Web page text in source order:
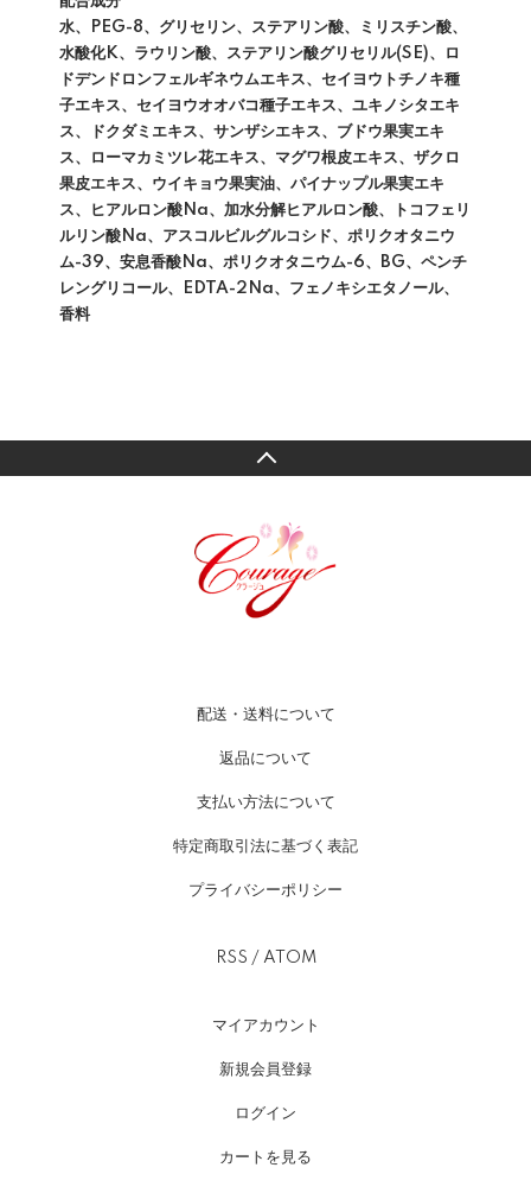
水、PEG-8、グリセリン、ステアリン酸、ミリスチン酸、
水酸化K、ラウリン酸、ステアリン酸グリセリル(SE)、ロ
ドデンドロンフェルギネウムエキス、セイヨウトチノキ種
子エキス、セイヨウオオバコ種子エキス、ユキノシタエキ
ス、ドクダミエキス、サンザシエキス、ブドウ果実エキ
ス、ローマカミツレ花エキス、マグワ根皮エキス、ザクロ
果皮エキス、ウイキョウ果実油、パイナップル果実エキ
ス、ヒアルロン酸Na、加水分解ヒアルロン酸、トコフェリ
ルリン酸Na、アスコルビルグルコシド、ポリクオタニウ
ム-39、安息香酸Na、ポリクオタニウム-6、BG、ペンチ
レングリコール、EDTA-2Na、フェノキシエタノール、
香料
配送・送料について
返品について
支払い方法について
特定商取引法に基づく表記
プライバシーポリシー
RSS / ATOM
マイアカウント
新規会員登録
ログイン
カートを見る